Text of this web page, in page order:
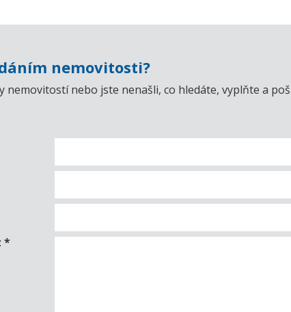
nemovitosti?
nebo jste nenašli, co hledáte, vyplňte a
*